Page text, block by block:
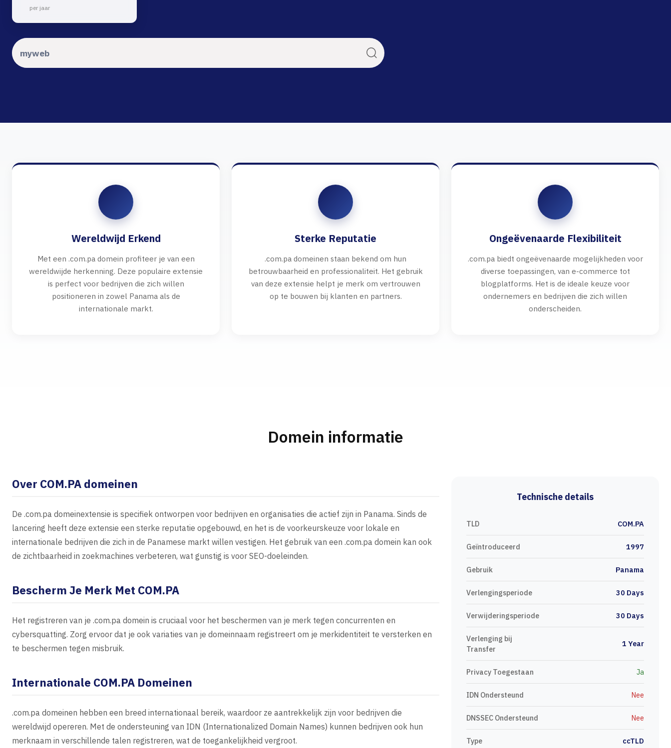
per jaar
Wereldwijd Erkend
Met een .com.pa domein profiteer je van een
wereldwijde herkenning. Deze populaire extensie
is perfect voor bedrijven die zich willen
positioneren in zowel Panama als de
internationale markt.
Sterke Reputatie
.com.pa domeinen staan bekend om hun
betrouwbaarheid en professionaliteit. Het gebruik
van deze extensie helpt je merk om vertrouwen
op te bouwen bij klanten en partners.
Ongeëvenaarde Flexibiliteit
.com.pa biedt ongeëvenaarde mogelijkheden voor
diverse toepassingen, van e-commerce tot
blogplatforms. Het is de ideale keuze voor
ondernemers en bedrijven die zich willen
onderscheiden.
Domein informatie
Over COM.PA domeinen
De .com.pa domeinextensie is specifiek ontworpen voor bedrijven en organisaties die actief zijn in Panama. Sinds de
lancering heeft deze extensie een sterke reputatie opgebouwd, en het is de voorkeurskeuze voor lokale en
internationale bedrijven die zich in de Panamese markt willen vestigen. Het gebruik van een .com.pa domein kan ook
de zichtbaarheid in zoekmachines verbeteren, wat gunstig is voor SEO-doeleinden.
Bescherm Je Merk Met COM.PA
Het registreren van je .com.pa domein is cruciaal voor het beschermen van je merk tegen concurrenten en
cybersquatting. Zorg ervoor dat je ook variaties van je domeinnaam registreert om je merkidentiteit te versterken en
te beschermen tegen misbruik.
Internationale COM.PA Domeinen
.com.pa domeinen hebben een breed internationaal bereik, waardoor ze aantrekkelijk zijn voor bedrijven die
wereldwijd opereren. Met de ondersteuning van IDN (Internationalized Domain Names) kunnen bedrijven ook hun
merknaam in verschillende talen registreren, wat de toegankelijkheid vergroot.
Technische details
TLD COM.PA
Geïntroduceerd 1997
Gebruik Panama
Verlengingsperiode 30 Days
Verwijderingsperiode 30 Days
Verlenging bij
Transfer
1 Year
Privacy Toegestaan Ja
IDN Ondersteund Nee
DNSSEC Ondersteund Nee
Type ccTLD